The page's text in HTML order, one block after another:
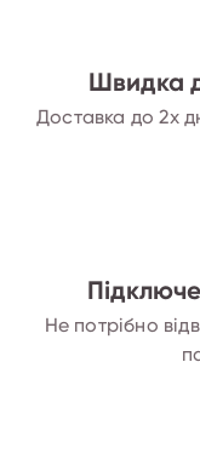
Швидка
Доставка до 2х
Не потрібно